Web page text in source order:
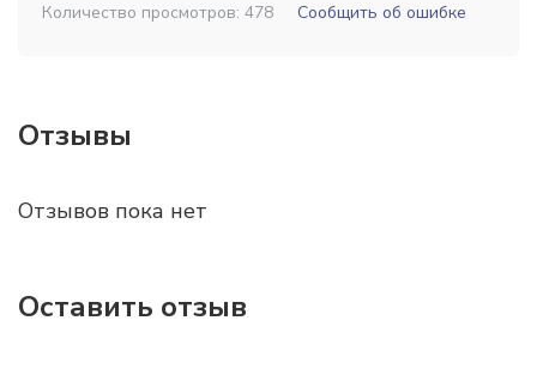
Количество просмотров: 478
Сообщить об ошибке
Отзывы
Отзывов пока нет
Оставить отзыв